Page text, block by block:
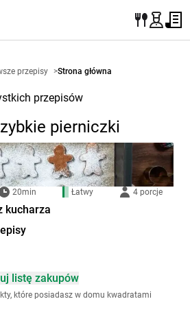
przepisy >Strona główna
przepisów
pierniczki
20min Łatwy 4 porcje
kucharza
listę zakupów
które posiadasz w domu kwadratami